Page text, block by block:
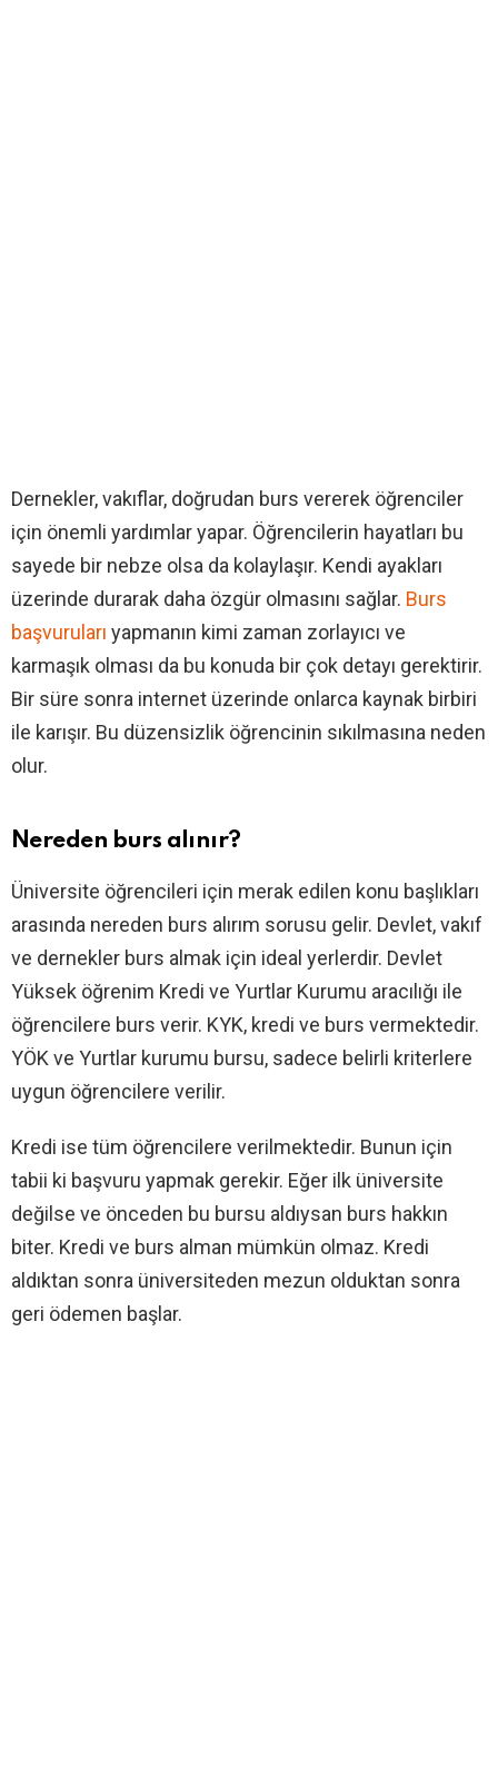
Dernekler, vakıflar, doğrudan burs vererek öğrenciler
için önemli yardımlar yapar. Öğrencilerin hayatları bu
sayede bir nebze olsa da kolaylaşır. Kendi ayakları
üzerinde durarak daha özgür olmasını sağlar. Burs
başvuruları yapmanın kimi zaman zorlayıcı ve
karmaşık olması da bu konuda bir çok detayı gerektirir.
Bir süre sonra internet üzerinde onlarca kaynak birbiri
ile karışır. Bu düzensizlik öğrencinin sıkılmasına neden
olur.
Nereden burs alınır?
Üniversite öğrencileri için merak edilen konu başlıkları
arasında nereden burs alırım sorusu gelir. Devlet, vakıf
ve dernekler burs almak için ideal yerlerdir. Devlet
Yüksek öğrenim Kredi ve Yurtlar Kurumu aracılığı ile
öğrencilere burs verir. KYK, kredi ve burs vermektedir.
YÖK ve Yurtlar kurumu bursu, sadece belirli kriterlere
uygun öğrencilere verilir.
Kredi ise tüm öğrencilere verilmektedir. Bunun için
tabii ki başvuru yapmak gerekir. Eğer ilk üniversite
değilse ve önceden bu bursu aldıysan burs hakkın
biter. Kredi ve burs alman mümkün olmaz. Kredi
aldıktan sonra üniversiteden mezun olduktan sonra
geri ödemen başlar.